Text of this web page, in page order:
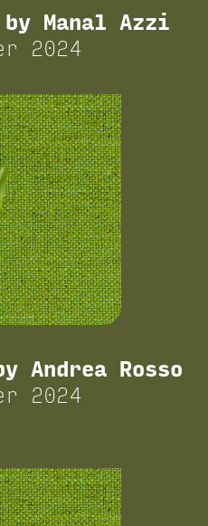
Manal Azzi
2024
Andrea Rosso
2024